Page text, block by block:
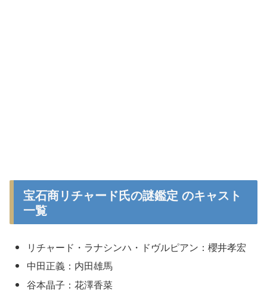
宝石商リチャード氏の謎鑑定 のキャスト
一覧
リチャード・ラナシンハ・ドヴルピアン：櫻井孝宏
中田正義：内田雄馬
谷本晶子：花澤香菜